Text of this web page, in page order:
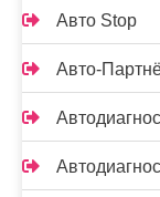
Авто Stop
Авто-